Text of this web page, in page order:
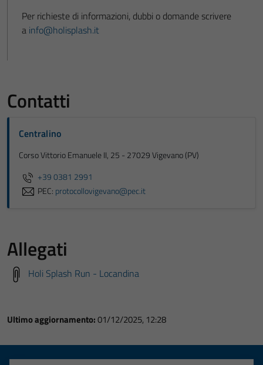
Per richieste di informazioni, dubbi o domande scrivere
a info@holisplash.it
Contatti
Centralino
Corso Vittorio Emanuele II, 25 - 27029 Vigevano (PV)
+39 0381 2991
PEC: protocollovigevano@pec.it
Allegati
Holi Splash Run - Locandina
Ultimo aggiornamento:01/12/2025, 12:28